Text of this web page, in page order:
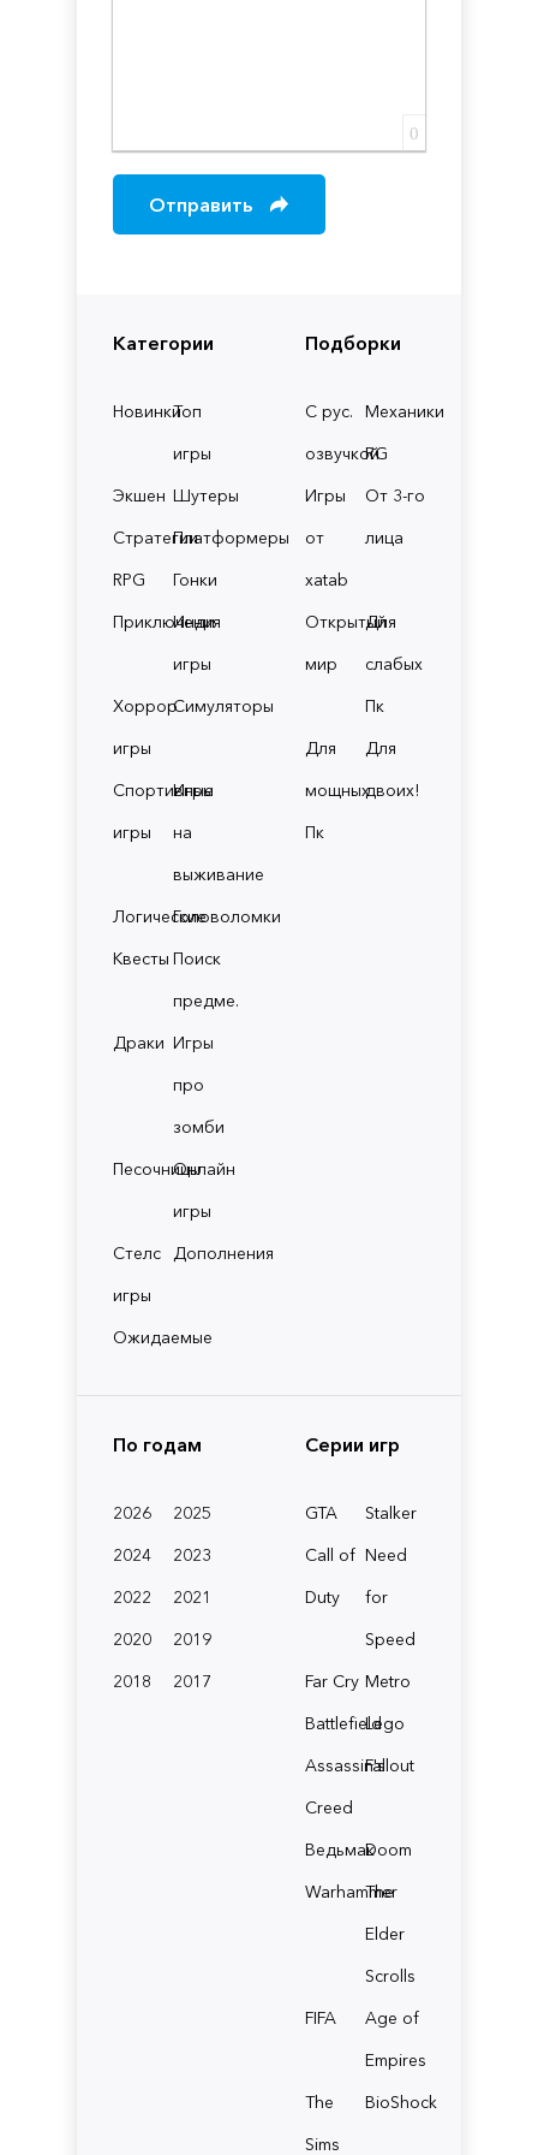
Категории
НовинкиТоп
игры
Экшен Шутеры
СтратегииПлатформеры
RPG
Гонки
Приключения
Инди
игры
Хоррор
игры
Симуляторы
Спортивные
игры
Игры
на
выживание
ЛогическиеГоловоломки
Квесты Поиск
предме.
Драки Игры
про
зомби
ПесочницыОнлайн
игры
Стелс
игры
Дополнения
Ожидаемые
Подборки
С рус.
озвучкой
Механики
RG
Игры
от
xatab
От 3-го
лица
Открытый
мир
Для
слабых
Пк
Для
мощных
Пк
Для
двоих!
По годам
2026
2025
2024
2023
2022
2021
2020
2019
2018
2017
Серии игр
GTA
Stalker
Call of
Duty
Need
for
Speed
Far Cry Metro
BattlefieldLego
Assassin's
Creed
Fallout
ВедьмакDoom
Warhammer
The
Elder
Scrolls
FIFA
Age of
Empires
The
Sims
BioShock
0
Отправить